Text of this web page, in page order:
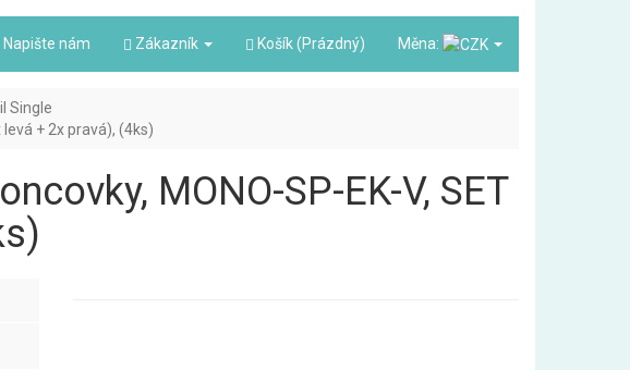
Napište nám Zákazník Košík (Prázdný) Měna:
Single
levá + 2x pravá), (4ks)
MONO-SP-EK-V, SET